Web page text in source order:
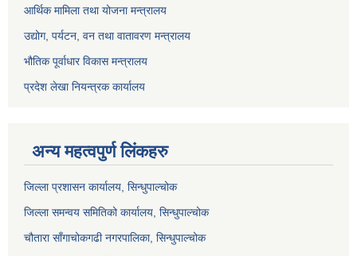
आर्थिक मामिला तथा योजना मन्त्रालय
उद्योग, पर्यटन, वन तथा वातावरण मन्त्रालय
भौतिक पूर्वाधार विकास मन्त्रालय
प्रदेश लेखा नियन्त्रक कार्यालय
अन्य महत्वपुर्ण लिंकहरु
जिल्ला प्रशासन कार्यालय, सिन्धुपाल्चोक
जिल्ला समन्वय समितिको कार्यालय, सिन्धुपाल्चोक
चौतारा साँगाचोकगढी नगरपालिका, सिन्धुपाल्चोक